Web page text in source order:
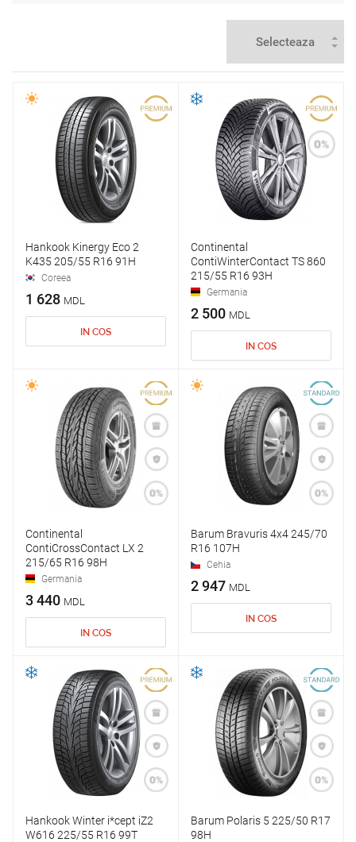
Hankook Kinergy Eco 2
K435 205/55 R16 91H
Coreea
1 628 MDL
IN COS
Continental
ContiWinterContact TS 860
215/55 R16 93H
Germania
2 500 MDL
IN COS
Continental
ContiCrossContact LX 2
215/65 R16 98H
Germania
3 440 MDL
IN COS
Barum Bravuris 4x4 245/70
R16 107H
Cehia
2 947 MDL
IN COS
Hankook Winter i*cept iZ2
W616 225/55 R16 99T
Barum Polaris 5 225/50 R17
98H